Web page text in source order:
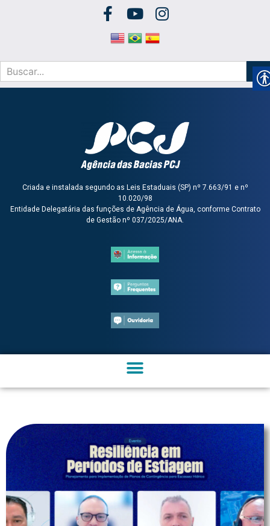
Criada e instalada segundo as Leis Estaduais (SP) nº 7.663/91 e nº
10.020/98
Entidade Delegatária das funções de Agência de Água, conforme Contrato
de Gestão nº 037/2025/ANA.